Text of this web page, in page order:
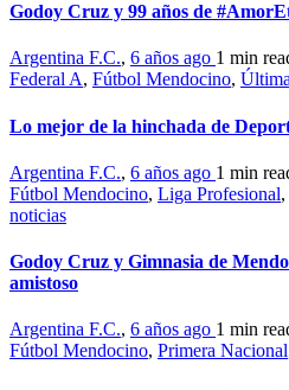
Godoy Cruz y 99 años de
Argentina F.C., 6 años ago 1 min
Federal A, Fútbol Mendocino,
Lo mejor de la hinchada de
Argentina F.C., 6 años ago 1 min
Fútbol Mendocino, Liga Profesional,
noticias
Godoy Cruz y Gimnasia de
amistoso
Argentina F.C., 6 años ago 1 min
Fútbol Mendocino, Primera Nacional